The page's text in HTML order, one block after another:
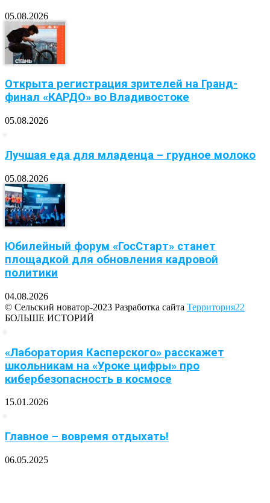
05.08.2026
Открыта регистрация зрителей на Гранд-
финал «КАРДО» во Владивостоке
05.08.2026
Лучшая еда для младенца – грудное молоко
05.08.2026
Юбилейный форум «ГосСтарт» станет
площадкой для обновления кадровой
политики
04.08.2026
© Сельский новатор-2023 Разработка сайта Территория22
БОЛЬШЕ ИСТОРИЙ
«Лаборатория Касперского» расскажет
школьникам на «Уроке цифры» про
кибербезопасность в космосе
15.01.2026
Главное – вовремя отдыхать!
06.05.2025